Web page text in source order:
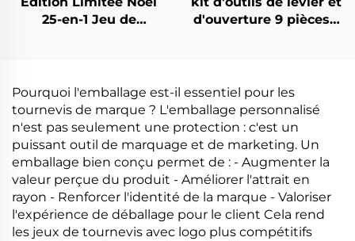
25-en-1 Jeu de
d'ouverture 9 pièces –
électronique
Pourquoi l'emballage est-il essentiel pour les
tournevis de marque ? L'emballage personnalisé
n'est pas seulement une protection : c'est un
puissant outil de marquage et de marketing. Un
emballage bien conçu permet de : - Augmenter la
valeur perçue du produit - Améliorer l'attrait en
rayon - Renforcer l'identité de la marque - Valoriser
l'expérience de déballage pour le client Cela rend
les jeux de tournevis avec logo plus compétitifs